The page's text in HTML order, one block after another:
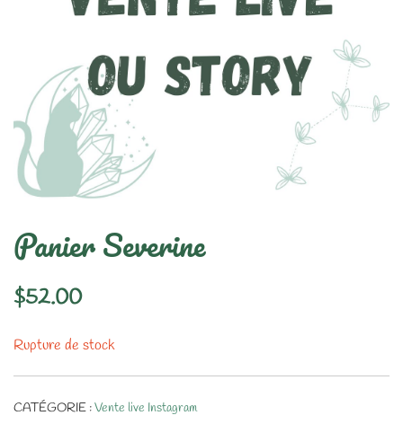
Panier Severine
$52.00
Rupture de stock
CATÉGORIE :Vente live Instagram